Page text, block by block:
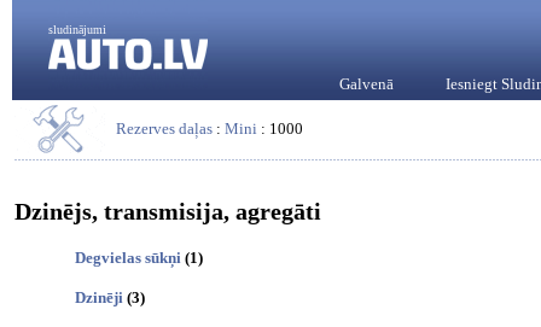
sludinājumi
Galvenā Iesniegt
Rezerves daļas : Mini : 1000
Dzinējs, transmisija, agregāti
Degvielas sūkņi (1)
Dzinēji (3)